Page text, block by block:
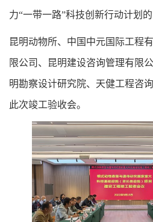
力“一带一路”科技创新行动计划的
昆明动物所、中国中元国际工程
限公司、昆明建设咨询管理有限
明勘察设计研究院、天健工程咨
此次竣工验收会。